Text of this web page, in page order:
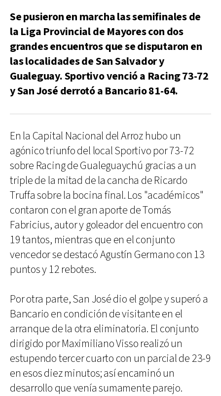
Se pusieron en marcha las semifinales de
la Liga Provincial de Mayores con dos
grandes encuentros que se disputaron en
las localidades de San Salvador y
Gualeguay. Sportivo venció a Racing 73-72
y San José derrotó a Bancario 81-64.
En la Capital Nacional del Arroz hubo un
agónico triunfo del local Sportivo por 73-72
sobre Racing de Gualeguaychú gracias a un
triple de la mitad de la cancha de Ricardo
Truffa sobre la bocina final. Los "académicos"
contaron con el gran aporte de Tomás
Fabricius, autor y goleador del encuentro con
19 tantos, mientras que en el conjunto
vencedor se destacó Agustín Germano con 13
puntos y 12 rebotes.
Por otra parte, San José dio el golpe y superó a
Bancario en condición de visitante en el
arranque de la otra eliminatoria. El conjunto
dirigido por Maximiliano Visso realizó un
estupendo tercer cuarto con un parcial de 23-9
en esos diez minutos; así encaminó un
desarrollo que venía sumamente parejo.